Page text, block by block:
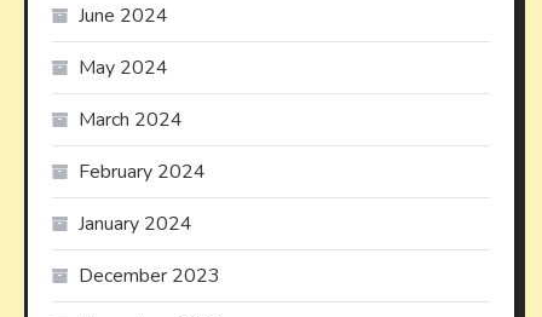
June 2024
May 2024
March 2024
February 2024
January 2024
December 2023